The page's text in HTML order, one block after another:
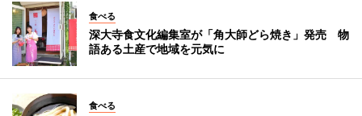
食べる
深大寺食文化編集室が「角大師どら焼き」発売 物
語ある土産で地域を元気に
食べる